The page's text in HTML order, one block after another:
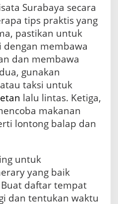
Surabaya secara
tips praktis yang
pastikan untuk
membawa
dan membawa
gunakan
taksi untuk
lalu lintas. Ketiga,
makanan
lontong balap dan
untuk
yang baik
daftar tempat
dan tentukan waktu